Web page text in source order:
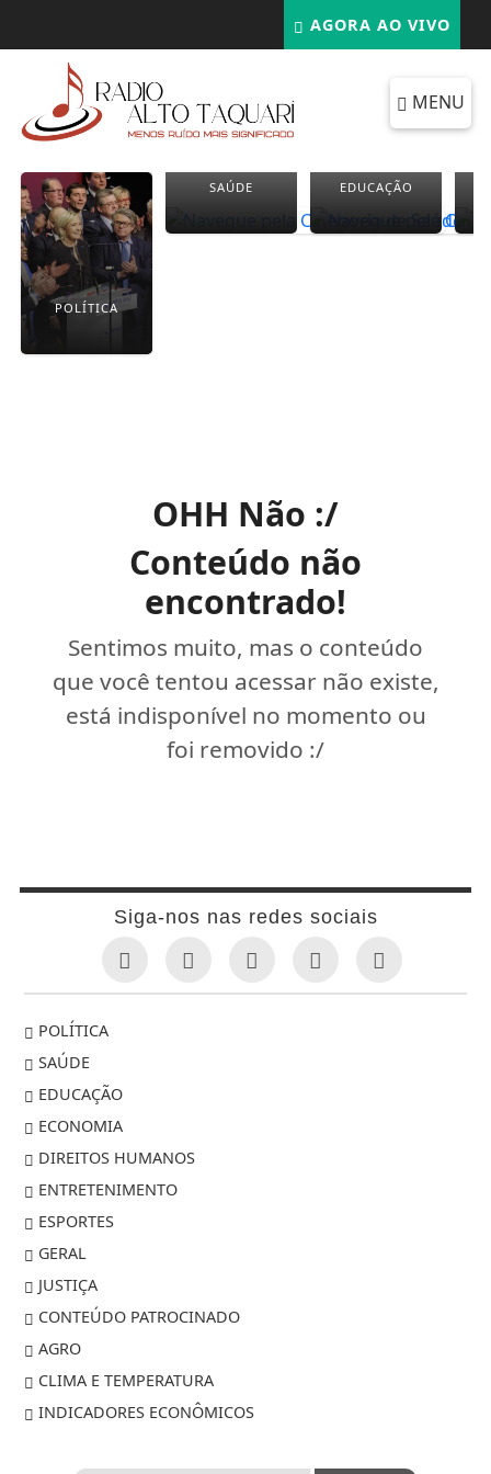
AGORA AO VIVO
MENU
POLÍTICA
SAÚDE EDUCAÇÃO
OHH Não :/
Conteúdo não
encontrado!
Sentimos muito, mas o conteúdo
que você tentou acessar não existe,
está indisponível no momento ou
foi removido :/
Siga-nos nas redes sociais
POLÍTICA
SAÚDE
EDUCAÇÃO
ECONOMIA
DIREITOS HUMANOS
ENTRETENIMENTO
ESPORTES
GERAL
JUSTIÇA
CONTEÚDO PATROCINADO
AGRO
CLIMA E TEMPERATURA
INDICADORES ECONÔMICOS